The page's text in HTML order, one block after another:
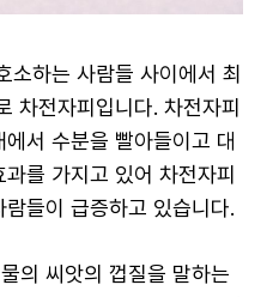
소하는 사람들 사이에서 최
차전자피입니다. 차전자피
서 수분을 빨아들이고 대
를 가지고 있어 차전자피
들이 급증하고 있습니다.
의 씨앗의 껍질을 말하는